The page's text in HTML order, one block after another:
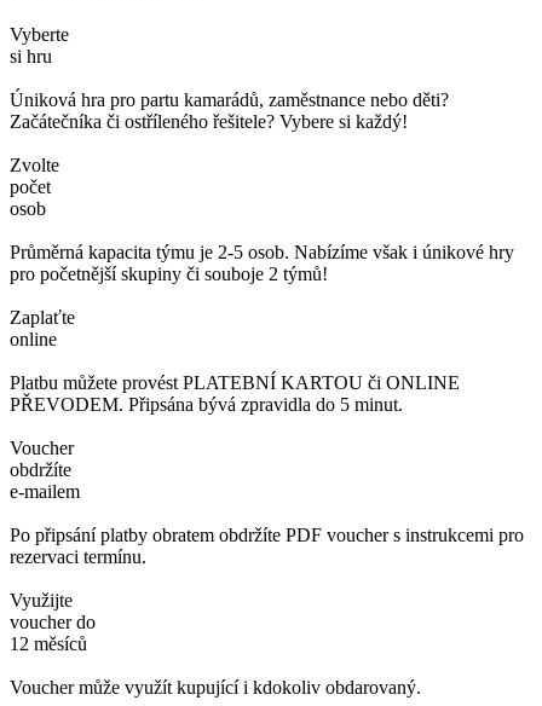
Vyberte
si hru
Úniková hra pro partu kamarádů, zaměstnance nebo děti?
Začátečníka či ostříleného řešitele? Vybere si každý!
Zvolte
počet
osob
Průměrná kapacita týmu je 2-5 osob. Nabízíme však i únikové hry
pro početnější skupiny či souboje 2 týmů!
Zaplaťte
online
Platbu můžete provést PLATEBNÍ KARTOU či ONLINE
PŘEVODEM. Připsána bývá zpravidla do 5 minut.
Voucher
obdržíte
e-mailem
Po připsání platby obratem obdržíte PDF voucher s instrukcemi pro
rezervaci termínu.
Využijte
voucher do
12 měsíců
Voucher může využít kupující i kdokoliv obdarovaný.